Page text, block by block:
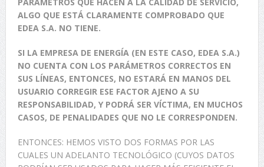
ALGO QUE ESTÁ CLARAMENTE COMPROBADO QUE
EDEA S.A. NO TIENE.
SI LA EMPRESA DE ENERGÍA (EN ESTE CASO, EDEA S.A.)
NO CUENTA CON LOS PARÁMETROS CORRECTOS EN
SUS LÍNEAS, ENTONCES, NO ESTARÁ EN MANOS DEL
USUARIO CORREGIR ESE FACTOR AJENO A SU
RESPONSABILIDAD, Y PODRÁ SER VÍCTIMA, EN MUCHOS
CASOS, DE PENALIDADES QUE NO LE CORRESPONDEN.
ENTONCES: HEMOS VISTO DOS FORMAS POR LAS
CUALES UN ADELANTO TECNOLÓGICO (CUYOS DATOS